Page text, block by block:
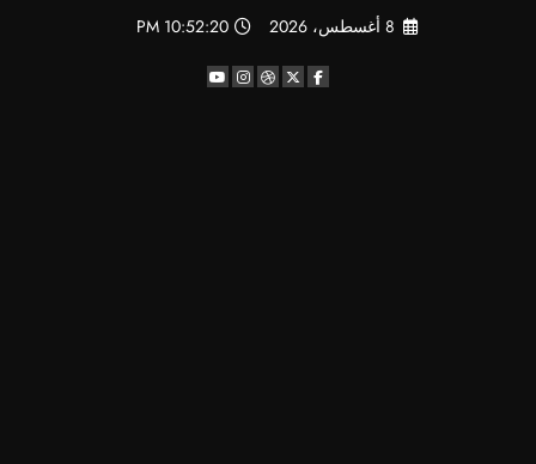
8 أغسطس، 2026 10:52:20 PM